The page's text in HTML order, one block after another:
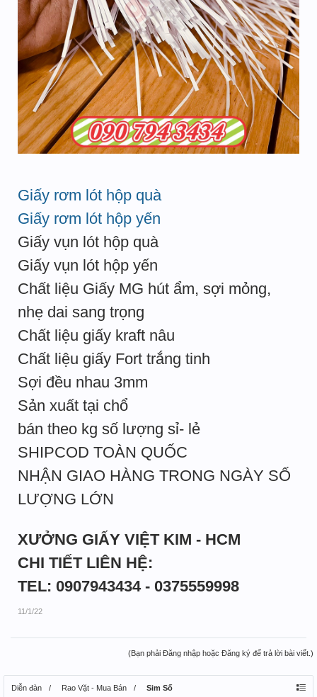
Giấy rơm lót hộp quà
Giấy rơm lót hộp yến
Giấy vụn lót hộp quà
Giấy vụn lót hộp yến
Chất liệu Giấy MG hút ẩm, sợi mỏng,
nhẹ dai sang trọng
Chất liệu giấy kraft nâu
Chất liệu giấy Fort trắng tinh
Sợi đều nhau 3mm
Sản xuất tại chổ
bán theo kg số lượng sỉ- lẻ
SHIPCOD TOÀN QUỐC
NHẬN GIAO HÀNG TRONG NGÀY SỐ
LƯỢNG LỚN
XƯỞNG GIẤY VIỆT KIM - HCM
CHI TIẾT LIÊN HỆ:
TEL: 0907943434 - 0375559998
11/1/22
(Bạn phải Đăng nhập hoặc Đăng ký để trả lời bài viết.)
Diễn đàn Rao Vặt - Mua Bán Sim Số